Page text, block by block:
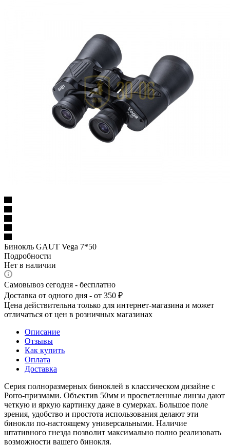
Бинокль GAUT Vega 7*50
Подробности
Нет в наличии
Самовывоз сегодня - бесплатно
Доставка от одного дня - от 350 ₽
Цена действительна только для интернет-магазина и может
отличаться от цен в розничных магазинах
Описание
Отзывы
Как купить
Оплата
Доставка
Серия полноразмерных биноклей в классическом дизайне с
Porro-призмами. Объектив 50мм и просветленные линзы дают
четкую и яркую картинку даже в сумерках. Большое поле
зрения, удобство и простота использования делают эти
бинокли по-настоящему универсальными. Наличие
штативного гнезда позволит максимально полно реализовать
возможности вашего бинокля.